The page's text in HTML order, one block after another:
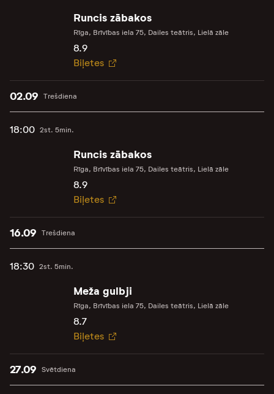
Runcis zābakos
Rīga, Brīvības iela 75, Dailes teātris, Lielā zāle
8.9
Biļetes
Trešdiena
02.09
18:00 2st. 5min.
Runcis zābakos
Rīga, Brīvības iela 75, Dailes teātris, Lielā zāle
8.9
Biļetes
Trešdiena
16.09
18:30 2st. 5min.
Meža gulbji
Rīga, Brīvības iela 75, Dailes teātris, Lielā zāle
8.7
Biļetes
Svētdiena
27.09